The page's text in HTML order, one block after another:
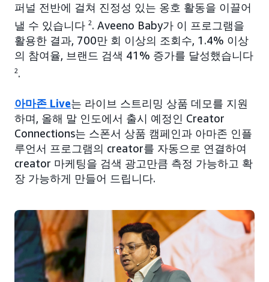
퍼널 전반에 걸쳐 진정성 있는 옹호 활동을 이끌어
낼 수 있습니다 2. Aveeno Baby가 이 프로그램을
활용한 결과, 700만 회 이상의 조회수, 1.4% 이상
의 참여율, 브랜드 검색 41% 증가를 달성했습니다
2.
아마존 Live는 라이브 스트리밍 상품 데모를 지원
하며, 올해 말 인도에서 출시 예정인 Creator
Connections는 스폰서 상품 캠페인과 아마존 인플
루언서 프로그램의 creator를 자동으로 연결하여
creator 마케팅을 검색 광고만큼 측정 가능하고 확
장 가능하게 만들어 드립니다.